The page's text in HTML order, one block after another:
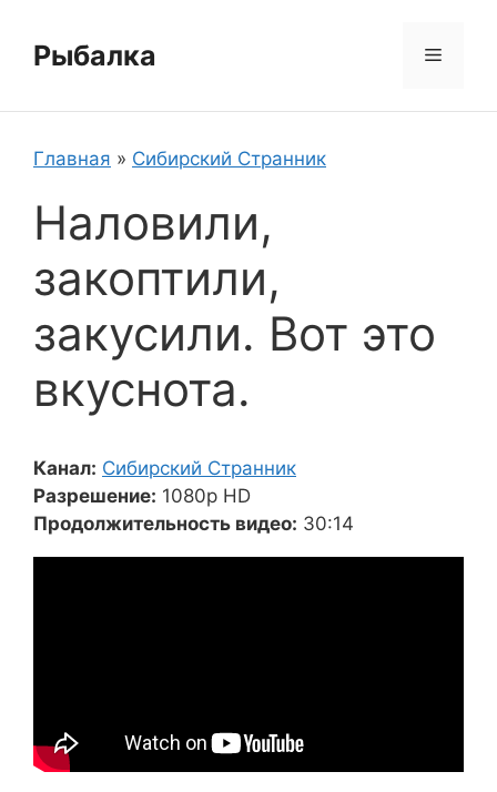
содержимому
Рыбалка Меню
Главная » Сибирский Странник
Наловили,
закоптили,
закусили. Вот это
вкуснота.
Канал: Сибирский Странник
Разрешение: 1080p HD
Продолжительность видео: 30:14